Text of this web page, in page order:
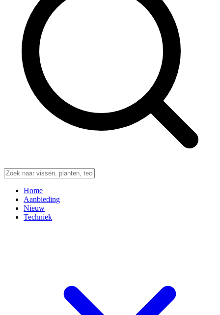
Home
Aanbieding
Nieuw
Techniek